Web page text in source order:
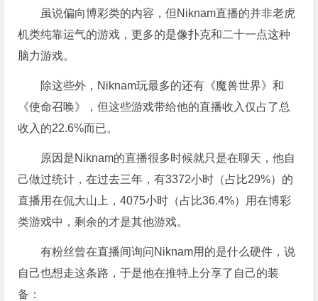
虽说偏向博彩类的内容，但Niknam直播的并非老虎
机类纯靠运气的游戏，更多的是像扑克和二十一点这种
脑力游戏。
除这些外，Niknam玩最多的还有《魔兽世界》和
《使命召唤》，但这些游戏带给他的直播收入仅占了总
收入的22.6%而已。
原因是Niknam的直播很多时候就只是在聊天，他自
己做过统计，在过去三年，有3372小时（占比29%）的
直播用在侃大山上，4075小时（占比36.4%）用在博彩
类游戏中，剩余的才是其他游戏。
有粉丝曾在直播间询问Niknam用的是什么硬件，说
自己也想走这条路，于是他在推特上分享了自己的装
备：